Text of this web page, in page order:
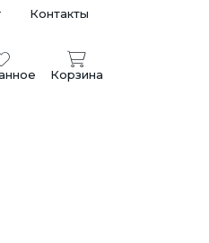
Контакты
Корзина